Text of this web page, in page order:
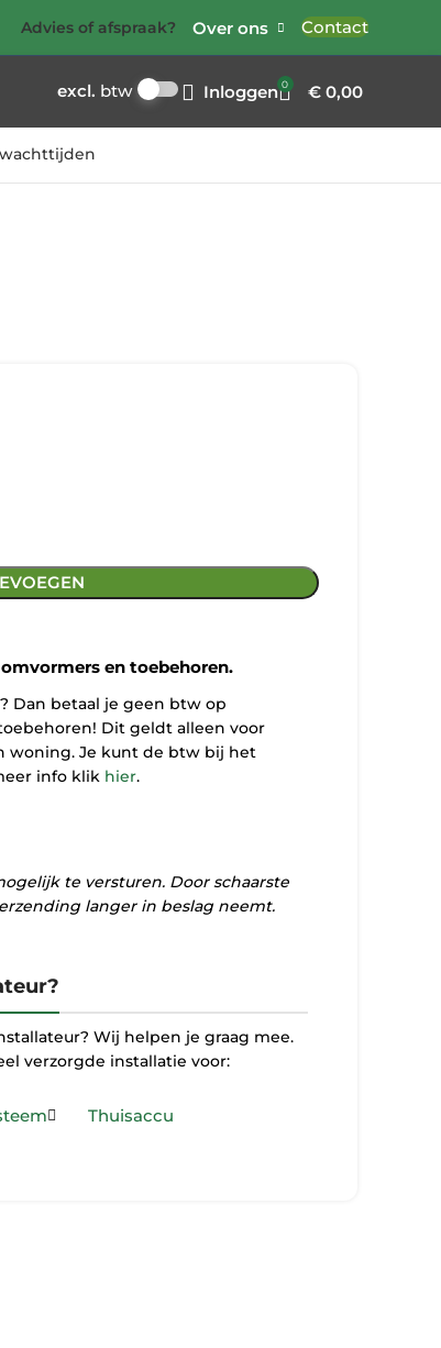
Advies of afspraak? Over ons Contact
excl. btw Inloggen 0 € 0,00
en toebehoren.
Dan betaal je geen btw op
Dit geldt alleen voor
woning. Je kunt de btw bij het
info klik hier.
te versturen. Door schaarste
langer in beslag neemt.
Wij helpen je graag mee.
verzorgde installatie voor:
Thuisaccu